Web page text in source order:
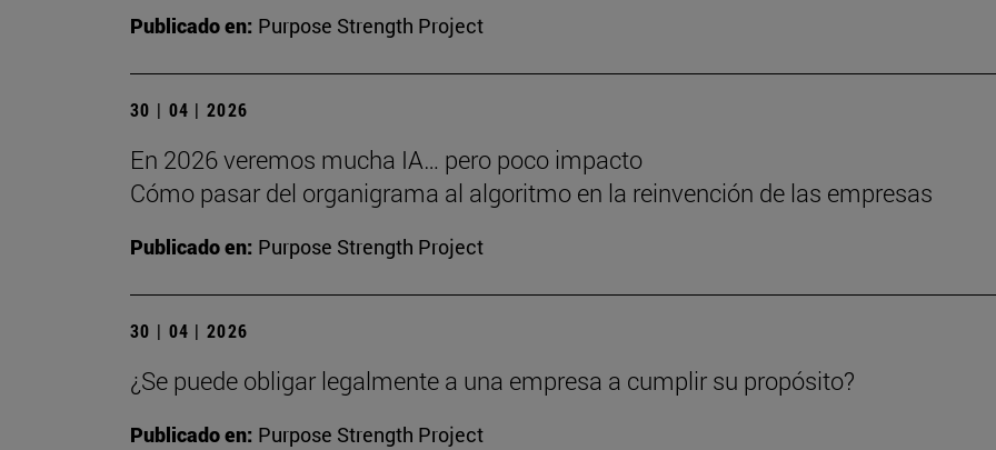
Publicado en: Purpose Strength Project
30 | 04 | 2026
En 2026 veremos mucha IA… pero poco impacto
Cómo pasar del organigrama al algoritmo en la reinvención de las empresas
Publicado en: Purpose Strength Project
30 | 04 | 2026
¿Se puede obligar legalmente a una empresa a cumplir su propósito?
Publicado en: Purpose Strength Project